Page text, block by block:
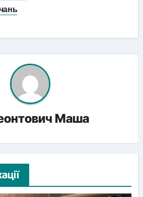
Маша